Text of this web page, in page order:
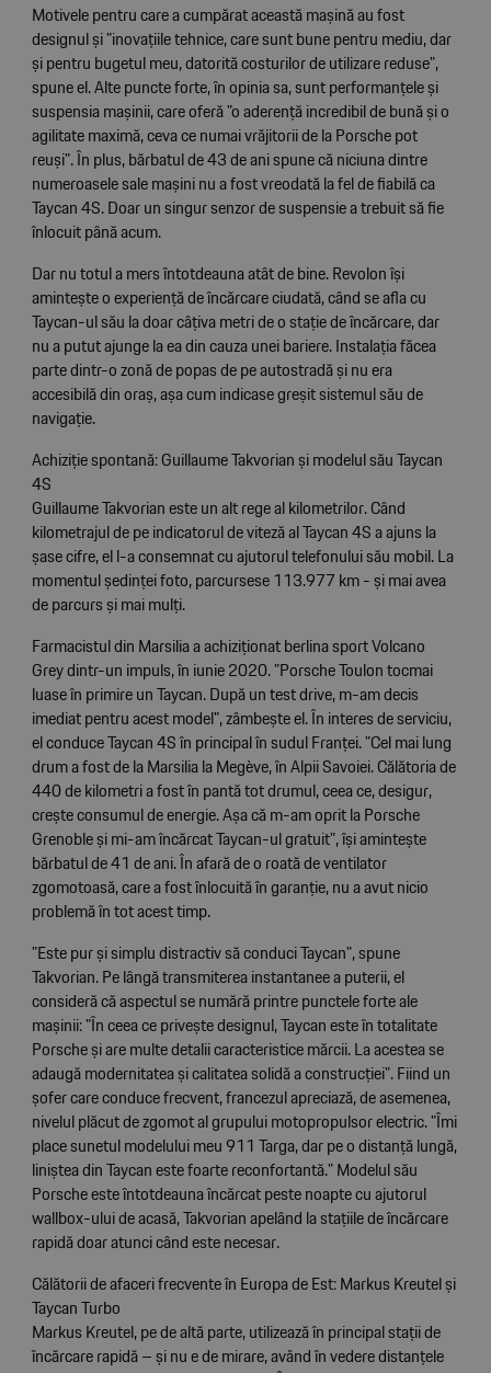
Motivele pentru care a cumpărat această mașină au fost
designul și "inovațiile tehnice, care sunt bune pentru mediu, dar
și pentru bugetul meu, datorită costurilor de utilizare reduse",
spune el. Alte puncte forte, în opinia sa, sunt performanțele și
suspensia mașinii, care oferă "o aderență incredibil de bună și o
agilitate maximă, ceva ce numai vrăjitorii de la Porsche pot
reuși". În plus, bărbatul de 43 de ani spune că niciuna dintre
numeroasele sale mașini nu a fost vreodată la fel de fiabilă ca
Taycan 4S. Doar un singur senzor de suspensie a trebuit să fie
înlocuit până acum.
Dar nu totul a mers întotdeauna atât de bine. Revolon își
amintește o experiență de încărcare ciudată, când se afla cu
Taycan-ul său la doar câțiva metri de o stație de încărcare, dar
nu a putut ajunge la ea din cauza unei bariere. Instalația făcea
parte dintr-o zonă de popas de pe autostradă și nu era
accesibilă din oraș, așa cum indicase greșit sistemul său de
navigație.
Achiziție spontană: Guillaume Takvorian și modelul său Taycan
4S
Guillaume Takvorian este un alt rege al kilometrilor. Când
kilometrajul de pe indicatorul de viteză al Taycan 4S a ajuns la
șase cifre, el l-a consemnat cu ajutorul telefonului său mobil. La
momentul ședinței foto, parcursese 113.977 km - și mai avea
de parcurs și mai mulți.
Farmacistul din Marsilia a achiziționat berlina sport Volcano
Grey dintr-un impuls, în iunie 2020. "Porsche Toulon tocmai
luase în primire un Taycan. După un test drive, m-am decis
imediat pentru acest model", zâmbește el. În interes de serviciu,
el conduce Taycan 4S în principal în sudul Franței. "Cel mai lung
drum a fost de la Marsilia la Megève, în Alpii Savoiei. Călătoria de
440 de kilometri a fost în pantă tot drumul, ceea ce, desigur,
crește consumul de energie. Așa că m-am oprit la Porsche
Grenoble și mi-am încărcat Taycan-ul gratuit", își amintește
bărbatul de 41 de ani. În afară de o roată de ventilator
zgomotoasă, care a fost înlocuită în garanție, nu a avut nicio
problemă în tot acest timp.
"Este pur și simplu distractiv să conduci Taycan", spune
Takvorian. Pe lângă transmiterea instantanee a puterii, el
consideră că aspectul se numără printre punctele forte ale
mașinii: "În ceea ce privește designul, Taycan este în totalitate
Porsche și are multe detalii caracteristice mărcii. La acestea se
adaugă modernitatea și calitatea solidă a construcției". Fiind un
șofer care conduce frecvent, francezul apreciază, de asemenea,
nivelul plăcut de zgomot al grupului motopropulsor electric. "Îmi
place sunetul modelului meu 911 Targa, dar pe o distanță lungă,
liniștea din Taycan este foarte reconfortantă." Modelul său
Porsche este întotdeauna încărcat peste noapte cu ajutorul
wallbox-ului de acasă, Takvorian apelând la stațiile de încărcare
rapidă doar atunci când este necesar.
Călătorii de afaceri frecvente în Europa de Est: Markus Kreutel și
Taycan Turbo
Markus Kreutel, pe de altă parte, utilizează în principal stații de
încărcare rapidă – și nu e de mirare, având în vedere distanțele